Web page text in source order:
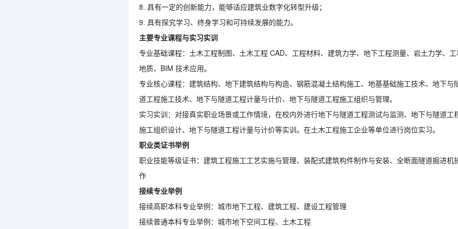
8. 具有一定的创新能力，能够适应建筑业数字化转型升级；
9. 具有探究学习、终身学习和可持续发展的能力。
主要专业课程与实习实训
专业基础课程：土木工程制图、土木工程 CAD、工程材料、建筑力学、地下工程测量、岩土力学、
地质、BIM 技术应用。
专业核心课程：建筑结构、地下建筑结构与构造、钢筋混凝土结构施工、地基基础施工技术、地下与
道工程施工技术、地下与隧道工程计量与计价、地下与隧道工程施工组织与管理。
实习实训：对接真实职业场景或工作情境，在校内外进行地下与隧道工程测试与监测、地下与隧道工
施工组织设计、地下与隧道工程计量与计价等实训。在土木工程施工企业等单位进行岗位实习。
职业类证书举例
职业技能等级证书：建筑工程施工工艺实施与管理、装配式建筑构件制作与安装、全断面隧道掘进机
作
接续专业举例
接续高职本科专业举例：城市地下工程、建筑工程、建设工程管理
接续普通本科专业举例：城市地下空间工程、土木工程